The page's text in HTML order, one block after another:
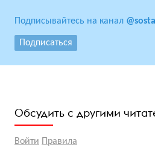
Подписывайтесь на канал
Подписаться
Обсудить с другими
Войти Правила